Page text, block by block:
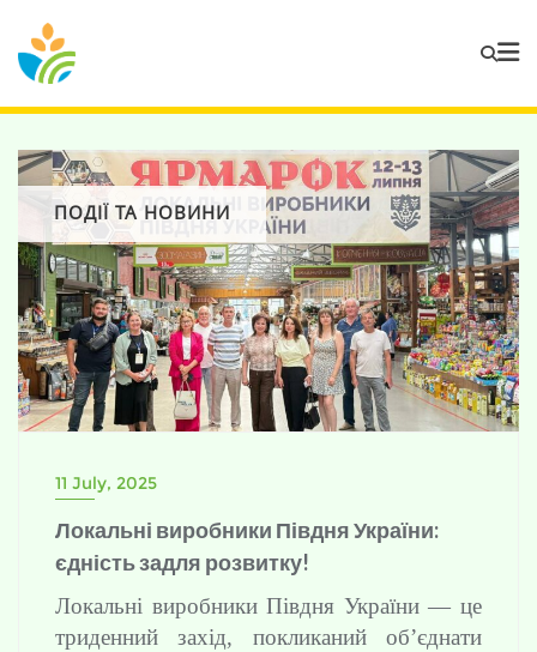
ПОДІЇ ТА НОВИНИ
11 July, 2025
Локальні виробники Півдня України:
єдність задля розвитку!
Локальні виробники Півдня України — це
триденний захід, покликаний об’єднати